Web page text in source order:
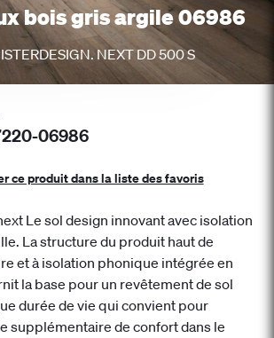
bois gris argile 06986
NEXT DD 500 S
06986
ce produit dans la liste des favoris
Le sol design innovant avec isolation
La structure du produit haut de
et à isolation phonique intégrée en
la base pour un revêtement de sol
durée de vie qui convient pour
supplémentaire de confort dans le